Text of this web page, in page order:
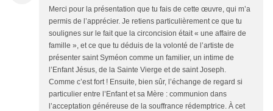
Merci pour la présentation que tu fais de cette œuvre, qui m’a
permis de l’apprécier. Je retiens particulièrement ce que tu
soulignes sur le fait que la circoncision était « une affaire de
famille », et ce que tu déduis de la volonté de l’artiste de
présenter saint Syméon comme un familier, un intime de
l’Enfant Jésus, de la Sainte Vierge et de saint Joseph.
Comme c’est fort ! Ensuite, bien sûr, l’échange de regard si
particulier entre l’Enfant et sa Mère : communion dans
l’acceptation généreuse de la souffrance rédemptrice. À cet